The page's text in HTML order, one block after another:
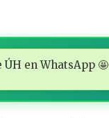
en WhatsApp 🤩